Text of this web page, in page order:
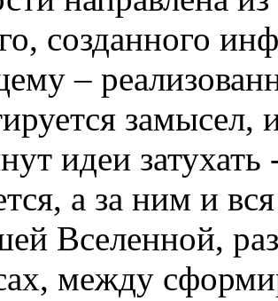
созданного
–
замысел,
идеи
а за ним и
Вселенной,
между